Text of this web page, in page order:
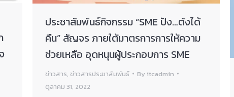
ประชาสัมพันธ์กิจกรรม “SME ปัง…ตังได้
คืน” สัญจร ภายใต้มาตรการการให้ความ
ช่วยเหลือ อุดหนุนผู้ประกอบการ SME
ข่าวสาร, ข่าวสารประชาสัมพันธ์ By itcadmin
ตุลาคม 31, 2022